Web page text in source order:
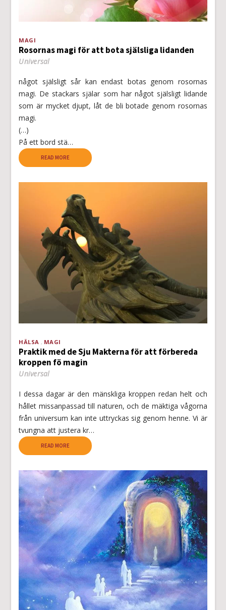
MAGI
Rosornas magi för att bota själsliga lidanden
Universal
något själsligt sår kan endast botas genom rosornas
magi. De stackars själar som har något själsligt lidande
som är mycket djupt, låt de bli botade genom rosornas
magi.
(…)
På ett bord stä…
READ MORE
HÄLSA MAGI
Praktik med de Sju Makterna för att förbereda
kroppen fö magin
Universal
I dessa dagar är den mänskliga kroppen redan helt och
hållet missanpassad till naturen, och de mäktiga vågorna
från universum kan inte uttryckas sig genom henne. Vi är
tvungna att justera kr…
READ MORE